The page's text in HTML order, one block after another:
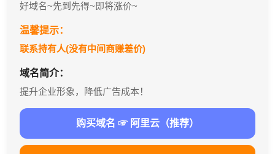
好域名~先到先得~即将涨价~
温馨提示：
联系持有人(没有中间商赚差价)
域名简介：
提升企业形象，降低广告成本！
购买域名 ☞ 阿里云（推荐）